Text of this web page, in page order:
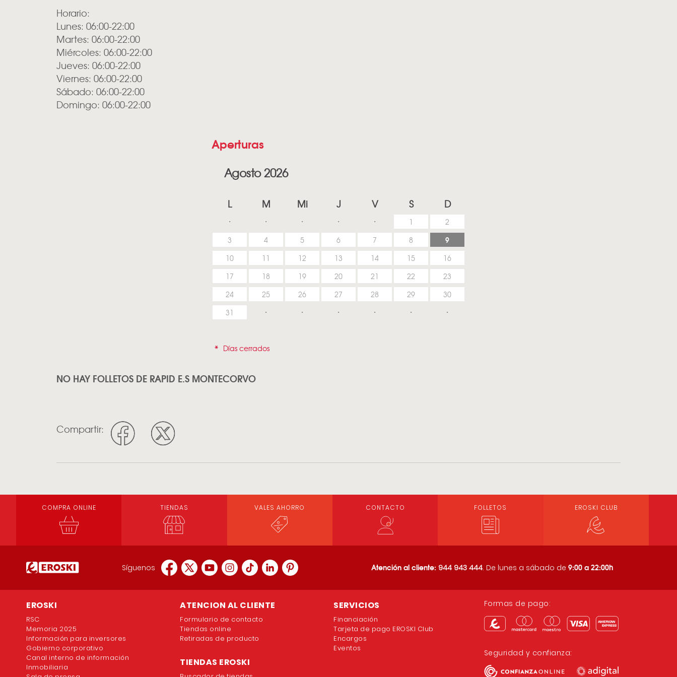
Horario:
Lunes: 06:00-22:00
Martes: 06:00-22:00
Miércoles: 06:00-22:00
Jueves: 06:00-22:00
Viernes: 06:00-22:00
Sábado: 06:00-22:00
Domingo: 06:00-22:00
Aperturas
Agosto 2026
L M Mi J V S D
1
2
3
4 5 6 7 8 9
10 11 12 13 14 15
16
17
18 19 20 21 22
23
24
25 26 27 28 29
30
31
* Días cerrados
NO HAY FOLLETOS DE RAPID E.S MONTECORVO
Compartir:
COMPRA ONLINE TIENDAS VALES AHORRO CONTACTO FOLLETOS EROSKI CLUB
Síguenos Atención al cliente: 944 943 444. De lunes a sábado de 9:00 a 22:00h
EROSKI
RSC
Memoria 2025
Información para inversores
Gobierno corporativo
Canal interno de información
Inmobiliaria
ATENCION AL CLIENTE
Formulario de contacto
Tiendas online
Retiradas de producto
TIENDAS EROSKI
SERVICIOS
Financiación
Tarjeta de pago EROSKI Club
Encargos
Eventos
Formas de pago:
Seguridad y confianza: